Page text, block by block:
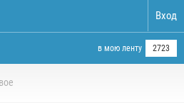
Вход
в мою ленту 2723